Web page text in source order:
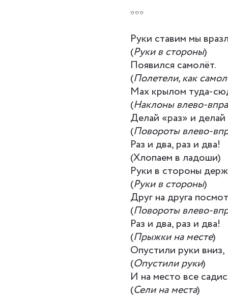
***
Руки ставим мы
(Руки в стороны)
Появился самолёт.
(Полетели, как
Мах крылом туда-
(Наклоны влево-
Делай «раз» и
(Повороты влево-
Раз и два, раз и два!
(Хлопаем в ладоши)
Руки в стороны
(Руки в стороны)
Друг на друга
(Повороты влево-
Раз и два, раз и два!
(Прыжки на месте)
Опустили руки вниз,
(Опустили руки)
И на место все
(Сели на места)